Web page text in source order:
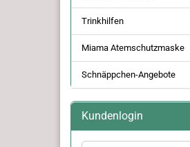
Trinkhilfen
Miama Atemschutzmaske
Schnäppchen-Angebote
Kundenlogin